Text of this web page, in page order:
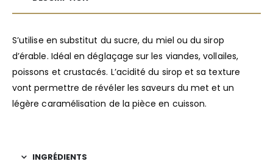
S’utilise en substitut du sucre, du miel ou du sirop
d’érable. Idéal en déglaçage sur les viandes, vollailes,
poissons et crustacés. L’acidité du sirop et sa texture
vont permettre de révéler les saveurs du met et un
légère caramélisation de la pièce en cuisson.
INGRÉDIENTS